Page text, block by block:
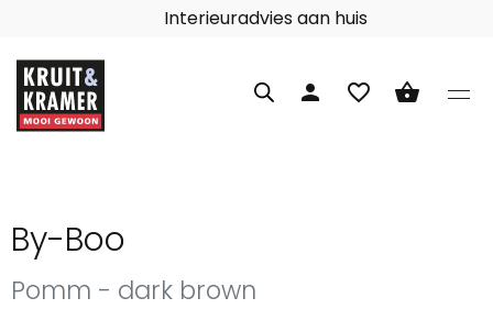
Interieuradvies aan huis
person favorite_border shopping_basket
By-Boo
Pomm - dark brown